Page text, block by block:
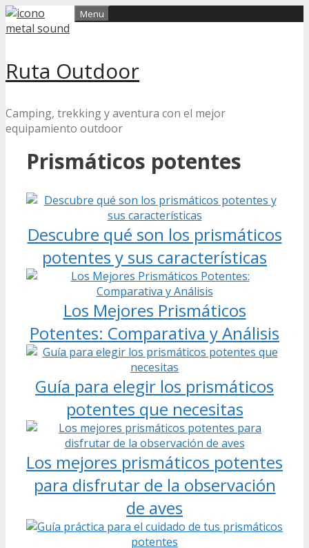
Skip
to
Ruta Outdoor
Camping, trekking y aventura con el mejor
equipamiento outdoor
Menu
Prismáticos potentes
Descubre qué son los prismáticos
potentes y sus características
Los Mejores Prismáticos
Potentes: Comparativa y Análisis
Guía para elegir los prismáticos
potentes que necesitas
Los mejores prismáticos potentes
para disfrutar de la observación
de aves